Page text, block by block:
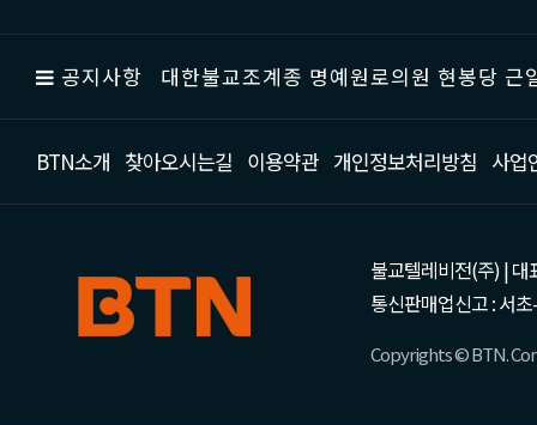
공지사항 대한불교조계종 명예원로의원 현봉당
BTN소개 찾아오시는길 이용약관 개인정보처리방침 사업
불교텔레비전(주) | 대
통신판매업신고 : 서
Copyrights © BTN.